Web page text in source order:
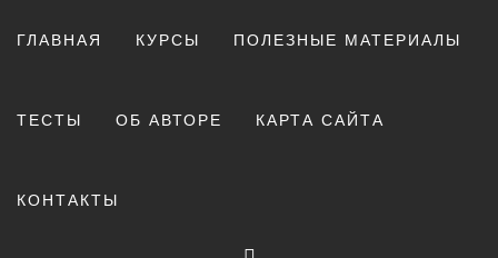
ГЛАВНАЯ КУРСЫ ПОЛЕЗНЫЕ МАТЕРИАЛЫ
ТЕСТЫ ОБ АВТОРЕ КАРТА САЙТА
КОНТАКТЫ